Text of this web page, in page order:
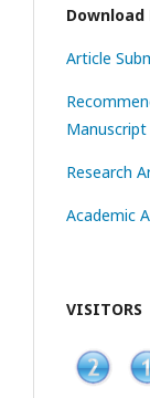
Download
Article
Research
Academic
VISITORS